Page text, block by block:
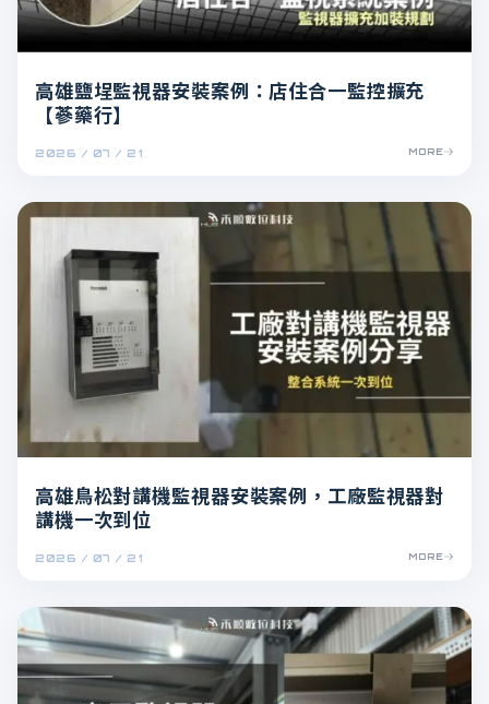
2026 / 07 / 21
高雄鹽埕監視器安裝案例：店住合一監控擴充
【蔘藥行】
MORE
2026 / 07 / 21
高雄鳥松對講機監視器安裝案例，工廠監視器對
講機一次到位
MORE